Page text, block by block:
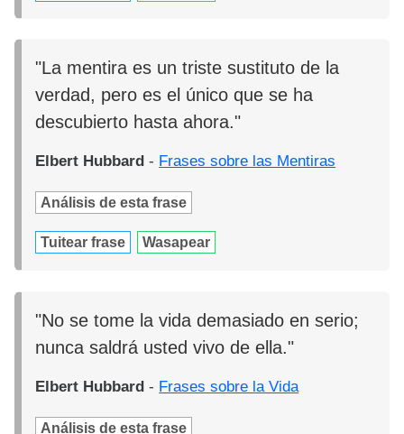
"La mentira es un triste sustituto de la
verdad, pero es el único que se ha
descubierto hasta ahora."
Elbert Hubbard - Frases sobre las Mentiras
Análisis de esta frase
Tuitear frase Wasapear
"No se tome la vida demasiado en serio;
nunca saldrá usted vivo de ella."
Elbert Hubbard - Frases sobre la Vida
Análisis de esta frase